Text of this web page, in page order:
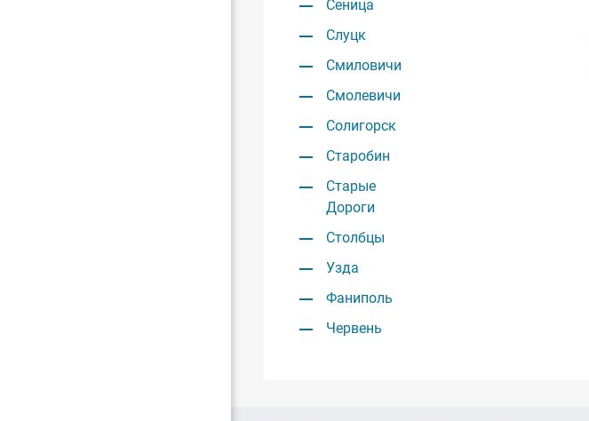
Сеница
Слуцк
Смиловичи
Смолевичи
Солигорск
Старобин
Старые
Дороги
Столбцы
Узда
Фаниполь
Червень